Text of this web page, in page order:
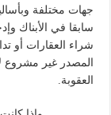
جهات مختلفة
سابقا في الأبناك
شراء العقارات أو
المصدر غير مشروع
العقوبة.